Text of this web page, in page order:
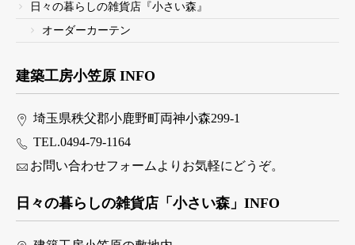
日々の暮らしの雑貨店『小さい森』
オーダーカーテン
建築工房小笠原 INFO
埼玉県秩父郡小鹿野町両神小森299-1
TEL.0494-79-1164
お問い合わせフォームよりお気軽にどうぞ。
日々の暮らしの雑貨店「小さい森」INFO